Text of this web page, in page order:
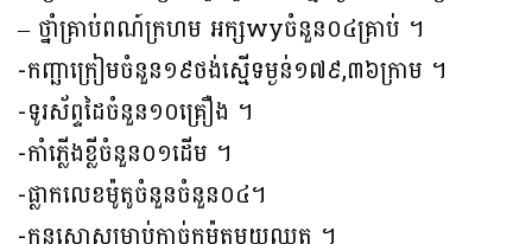
– ថ្នាំគ្រាប់ពណ៍ក្រហម អក្សwyចំនួន០៤គ្រាប់ ។
-កញ្ឆាក្រៀមចំនួន១៩ថង់ស្មើទម្ងន់១៧៩,៣៦ក្រាម ។
-ទូរស័ព្ទដៃចំនួន១០គ្រឿង ។
-កាំភ្លើងខ្លីចំនួន០១ដើម ។
-ផ្លាកលេខម៉ូតូចំនួនចំនួន០៤។